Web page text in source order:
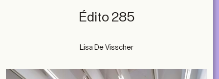
Édito 285
Lisa De Visscher